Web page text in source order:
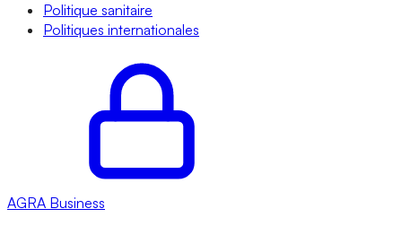
Politique sanitaire
Politiques internationales
AGRA Business